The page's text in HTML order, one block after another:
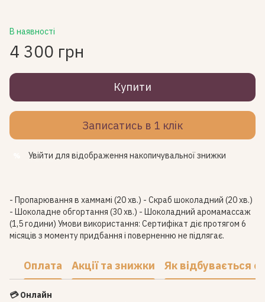
В наявності
4 300 грн
Купити
Записатись в 1 клік
Увійти для відображення накопичувальної знижки
- Пропарювання в хаммамі (20 хв.) - Скраб шоколадний (20 хв.)
- Шоколадне обгортання (30 хв.) - Шоколадний аромамассаж
(1,5 години) Умови використання: Сертифікат діє протягом 6
місяців з моменту придбання і поверненню не підлягає.
Оплата Акції та знижки Як відбувається
💳 Онлайн